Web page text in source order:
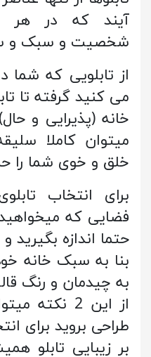
آیند که در هر
شخصیت و سبک و
از تابلویی که شما
می کنید گرفته تا
خانه (پذیرایی و
میتوان کاملا
خلق و خوی شما را
برای انتخاب
فضایی که میخواهید
حتما اندازه بگیرید
بنا به سبک خانه
به چیدمان و رنگ
از این 2
طراحی بروید برای
بر زیبایی تابلو